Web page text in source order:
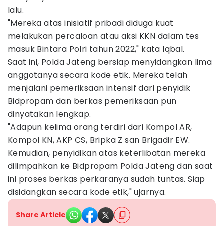
lalu.
"Mereka atas inisiatif pribadi diduga kuat
melakukan percaloan atau aksi KKN dalam tes
masuk Bintara Polri tahun 2022," kata Iqbal.
Saat ini, Polda Jateng bersiap menyidangkan lima
anggotanya secara kode etik. Mereka telah
menjalani pemeriksaan intensif dari penyidik
Bidpropam dan berkas pemeriksaan pun
dinyatakan lengkap.
"Adapun kelima orang terdiri dari Kompol AR,
Kompol KN, AKP CS, Bripka Z san Brigadir EW.
Kemudian, penyidikan atas keterlibatan mereka
dilimpahkan ke Bidpropam Polda Jateng dan saat
ini proses berkas perkaranya sudah tuntas. Siap
disidangkan secara kode etik," ujarnya.
Share Article